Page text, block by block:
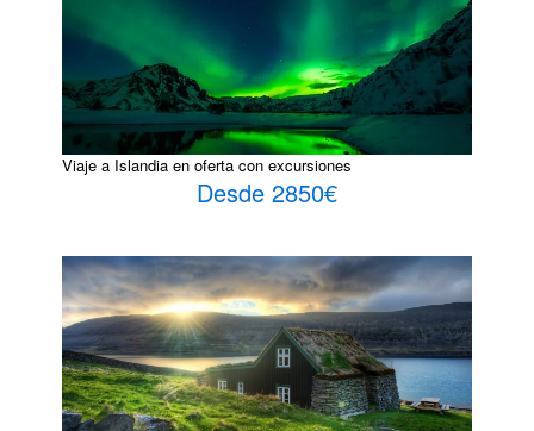
Viaje a Islandia en oferta con excursiones
Desde 2850€